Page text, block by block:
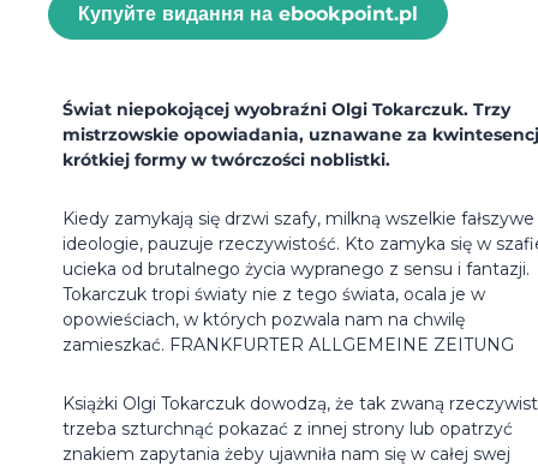
Купуйте видання на ebookpoint.pl
Świat niepokojącej wyobraźni Olgi Tokarczuk. Trzy
mistrzowskie opowiadania, uznawane za
krótkiej formy w twórczości noblistki.
Kiedy zamykają się drzwi szafy, milkną wszelkie fałszywe
ideologie, pauzuje rzeczywistość. Kto zamyka się w
ucieka od brutalnego życia wypranego z sensu i fantazji.
Tokarczuk tropi światy nie z tego świata, ocala je w
opowieściach, w których pozwala nam na chwilę
zamieszkać. FRANKFURTER ALLGEMEINE ZEITUNG
Książki Olgi Tokarczuk dowodzą, że tak zwaną
trzeba szturchnąć pokazać z innej strony lub opatrzyć
znakiem zapytania żeby ujawniła nam się w całej swej